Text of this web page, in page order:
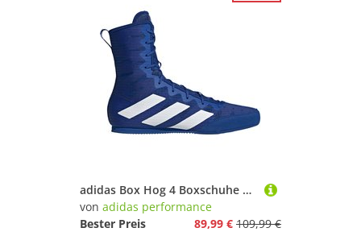
adidas Box Hog 4 Boxschuhe Herren KI8768 - team royal blue/cloud white/solar purple 42
von adidas performance
Bester Preis
89,99 € 109,99 €